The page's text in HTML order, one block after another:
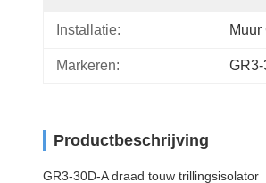
Installatie: Muur
Markeren:
Productbeschrijving
GR3-30D-A draad touw trillingsisolator